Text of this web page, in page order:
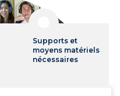
Supports et
moyens matériels
nécessaires